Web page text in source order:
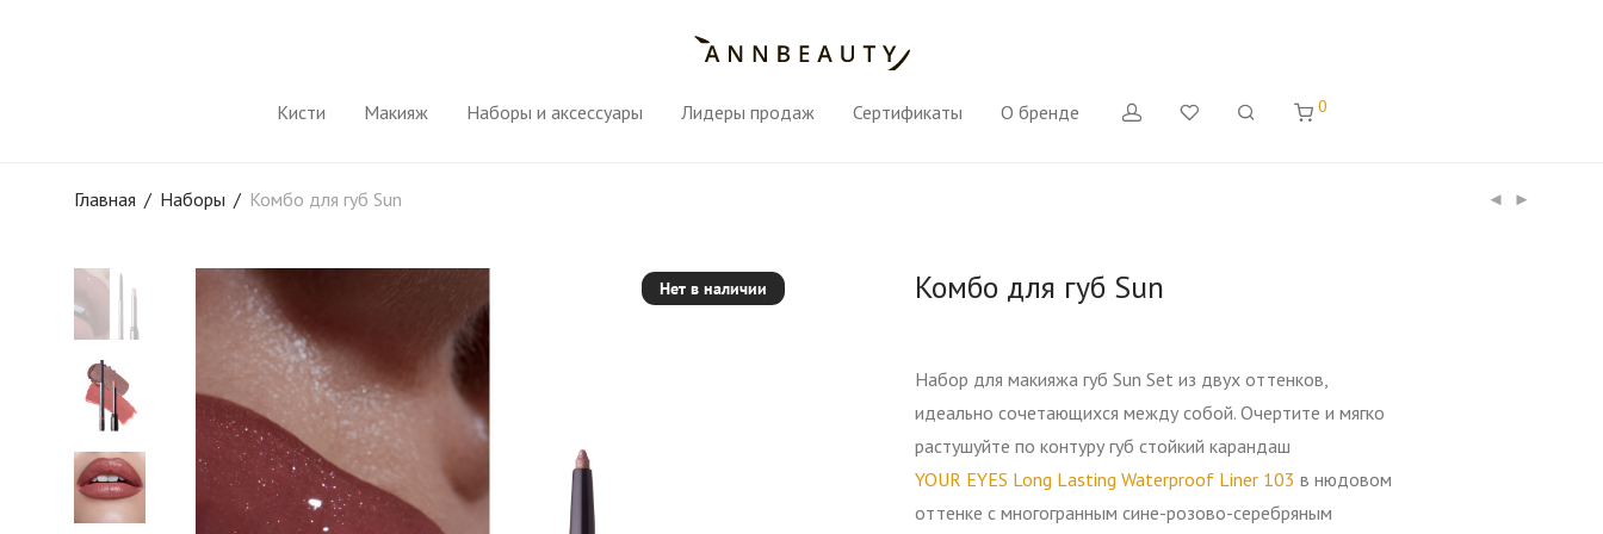
Кисти Макияж Наборы и аксессуары Лидеры продаж Сертификаты О бренде 0
Главная / Наборы / Комбо для губ Sun
Нет в наличии Комбо для губ Sun
Набор для макияжа губ Sun Set из двух оттенков,
идеально сочетающихся между собой. Очертите и мягко
растушуйте по контуру губ стойкий карандаш
YOUR EYES Long Lasting Waterproof Liner 103 в нюдовом
оттенке с многогранным сине-розово-серебряным